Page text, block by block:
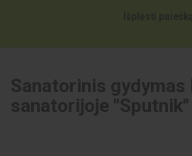
Sanatorinis
sanatorijoje "Sputnik"